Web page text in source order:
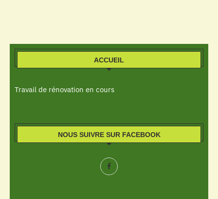
ACCUEIL
Travail de rénovation en cours
NOUS SUIVRE SUR FACEBOOK